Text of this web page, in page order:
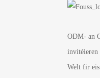
ODM- an
invitéieren
Welt fir